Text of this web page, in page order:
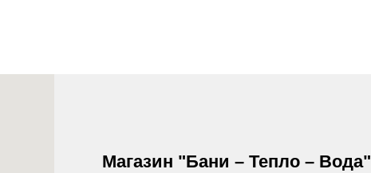
Магазин "Бани – Тепло – Вода"